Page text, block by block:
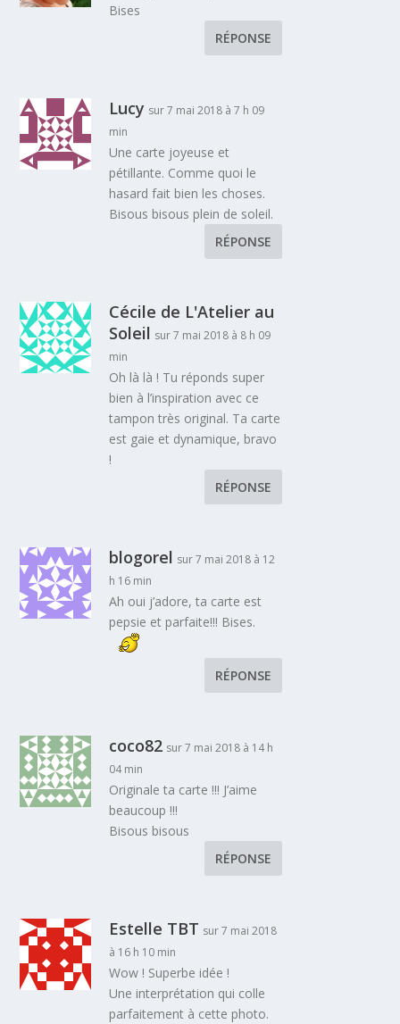
Bises
RÉPONSE
Lucy sur 7 mai 2018 à 7 h 09
min
Une carte joyeuse et
pétillante. Comme quoi le
hasard fait bien les choses.
Bisous bisous plein de soleil.
RÉPONSE
Cécile de L'Atelier au
Soleil sur 7 mai 2018 à 8 h 09
min
Oh là là ! Tu réponds super
bien à l’inspiration avec ce
tampon très original. Ta carte
est gaie et dynamique, bravo
!
RÉPONSE
blogorel sur 7 mai 2018 à 12
h 16 min
Ah oui j’adore, ta carte est
pepsie et parfaite!!! Bises.
RÉPONSE
coco82 sur 7 mai 2018 à 14 h
04 min
Originale ta carte !!! J’aime
beaucoup !!!
Bisous bisous
RÉPONSE
Estelle TBT sur 7 mai 2018
à 16 h 10 min
Wow ! Superbe idée !
Une interprétation qui colle
parfaitement à cette photo.